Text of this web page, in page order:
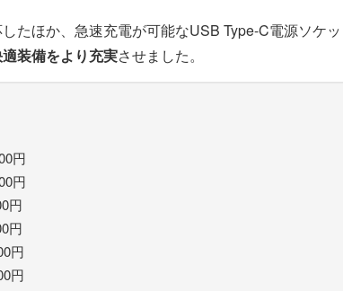
たほか、急速充電が可能なUSB Type-C電源ソケ
装備をより充実させました。
円
円
円
円
円
円